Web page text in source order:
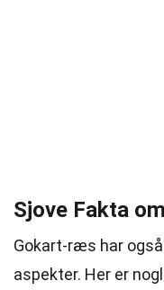
Sjove Fakta
Gokart-ræs har
aspekter. Her er